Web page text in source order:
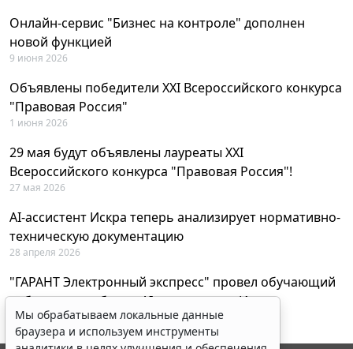
Онлайн-сервис "Бизнес на контроле" дополнен
новой функцией
9 июня 2026
Объявлены победители XXI Всероссийского конкурса
"Правовая Россия"
1 июня 2026
29 мая будут объявлены лауреаты XXI
Всероссийского конкурса "Правовая Россия"!
27 мая 2026
AI-ассистент Искра теперь анализирует нормативно-
техническую документацию
28 апреля 2026
"ГАРАНТ Электронный экспресс" провел обучающий
вебинар по работе с AI-ассистентом Искра
23 апреля 2026
Мы обрабатываем локальные данные
браузера и используем инструменты